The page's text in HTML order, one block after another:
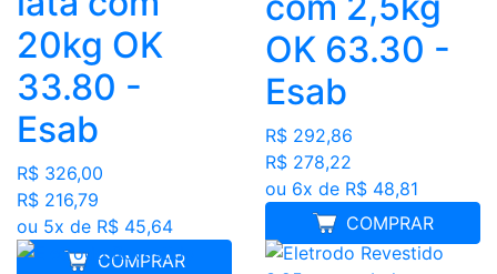
20kg OK
33.80 -
Esab
R$ 326,00
R$ 216,79
ou 5x de R$ 45,64
COMPRAR
OK 63.30 -
Esab
R$ 292,86
R$ 278,22
ou 6x de R$ 48,81
COMPRAR